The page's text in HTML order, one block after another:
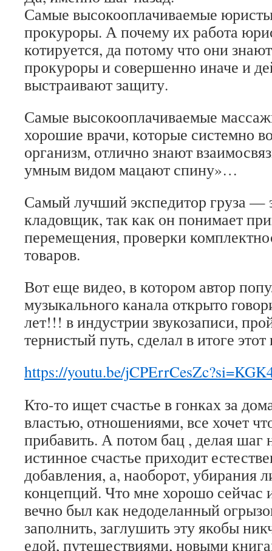
Самые высокооплачиваемые
прокуроры. А почему их работа
котируется, да потому что они
прокуроры и совершенно иначе и
выстраивают защиту.
Самые высокооплачиваемые
хорошие врачи, которые системно
организм, отлично знают
умным видом мацают спину»…
Самый лучший экспедитор груза —
кладовщик, так как он понимает
перемещения, проверки
товаров.
Вот еще видео, в котором автор
музыкального канала открыто
лет!!! в индустрии звукозаписи,
тернистый путь, сделал в итоге
https://youtu.be/
Кто-то ищет счастье в гонках за
властью, отношениями, все хочет
прибавить. А потом бац , делая шаг
истинное счастье приходит
добавления, а, наоборот, убирания
концепций. Что мне хорошо сейчас
вечно был как недоделанный
заполнить, заглушить эту якобы
едой, путешествиями, новыми